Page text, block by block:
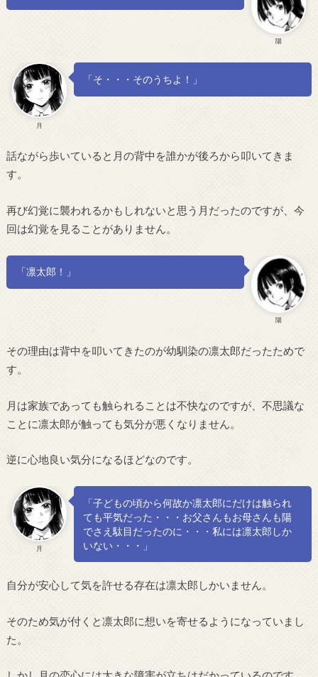
陽
月
「そ・・・そのうちよ！」
話ながら歩いていると月の背中を誰かが後ろから叩いてきま
す。
再び幻覚に襲われるかもしれないと思う月だったのですが、今
回は幻覚を見ることがありません。
陽
「凛太郎！」
その理由は背中を叩いてきたのが幼馴染の凛太郎だったためで
す。
月は家族であっても触られることは不快なのですが、不思議な
ことに凛太郎が触っても気分が悪くなりません。
逆に心地良い気分になるほどなのです。
月
「子どもの頃から何故か凛太郎にだけは触られ
ても平気だった・・・お父さんもお母さんも陽
でさえ駄目だったのに・・・私には凛太郎しか
いない・・・」
自分が安心して気を許せる存在は凛太郎しかいません。
そのため気が付くと凛太郎に想いを寄せるようになっていまし
た。